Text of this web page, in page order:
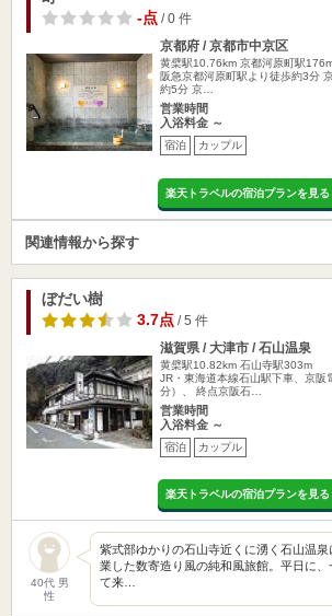
-点/ 0 件
京都府 / 京都市中京区
黄檗駅10.76km 京都河原町駅
阪急京都河原町駅より徒歩約3分
約5分 京…
営業時間
入浴料金 ～
宿泊 カップル
楽天トラベルの宿泊プランを見る
関連情報から探す
ぼだい樹
3.7点/ 5 件
滋賀県 / 大津市 / 石山温泉
黄檗駅10.82km 石山寺駅303m
JR・東海道本線石山駅下車、京阪
分）、 終点京阪石…
営業時間
入浴料金 ～
宿泊 カップル
楽天トラベルの宿泊プランを見る
40代 男
性
紫式部ゆかりの石山寺近くに湧く石山温
業した数寄造り風の純和風旅館。平日に、
て来…